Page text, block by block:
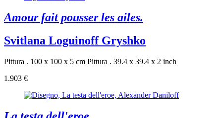
Amour fait pousser les ailes.
Svitlana Loguinoff Gryshko
Pittura . 100 x 100 x 5 cm Pittura . 39.4 x 39.4 x 2 inch
1.903 €